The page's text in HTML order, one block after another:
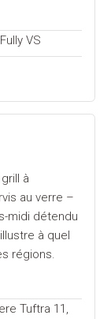
VS
à
au verre –
midi détendu
à quel
régions.
Tuftra 11,